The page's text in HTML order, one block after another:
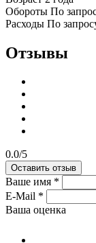
Обороты По
Расходы По
Отзывы
0.0/5
Оставить отзыв
Ваше имя *
E-Mail *
Ваша оценка